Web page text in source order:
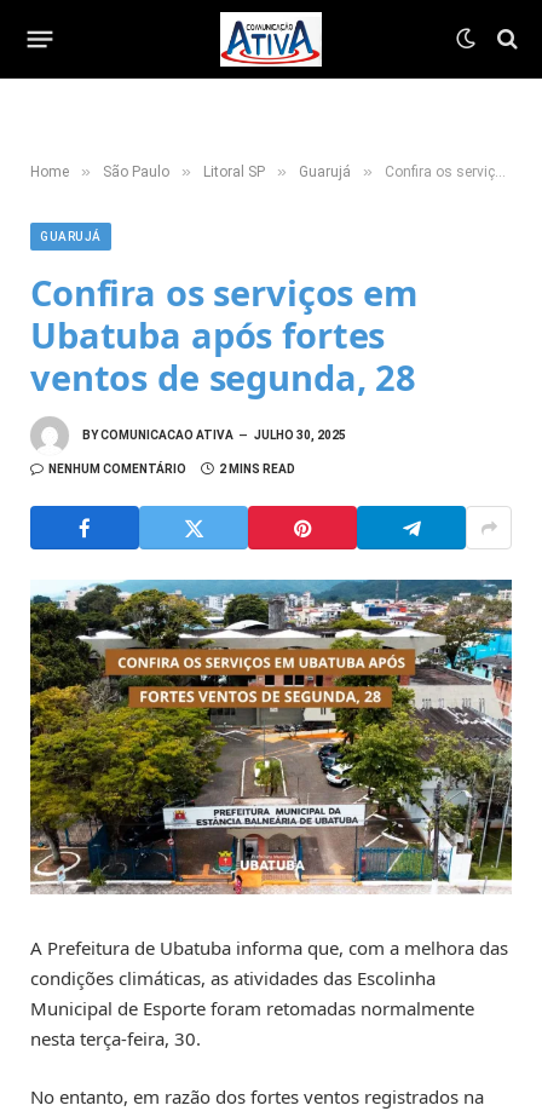
Home » São Paulo » Litoral SP » Guarujá » Confira os serviços em Ubatuba após fortes ventos de segunda, 28
GUARUJÁ
Confira os serviços em
Ubatuba após fortes
ventos de segunda, 28
BYCOMUNICACAO ATIVA JULHO 30, 2025
NENHUM COMENTÁRIO 2 MINS READ
A Prefeitura de Ubatuba informa que, com a melhora das
condições climáticas, as atividades das Escolinha
Municipal de Esporte foram retomadas normalmente
nesta terça-feira, 30.
No entanto, em razão dos fortes ventos registrados na